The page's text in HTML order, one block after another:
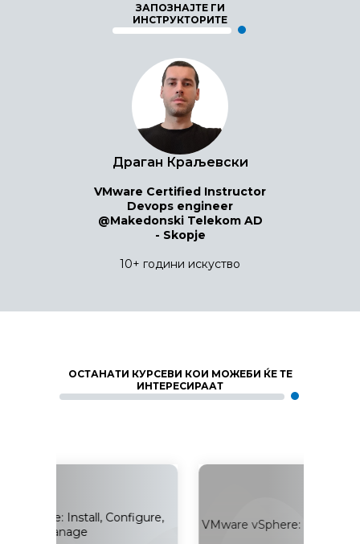
ЗАПОЗНАЈТЕ ГИ
ИНСТРУКТОРИТЕ
Драган Краљевски
VMware Certified Instructor
Devops engineer
@Makedonski Telekom AD
- Skopje
10+ години искуство
ОСТАНАТИ КУРСЕВИ КОИ МОЖЕБИ ЌЕ ТЕ
ИНТЕРЕСИРААТ
Configure,
VMware vSphere: Troubleshooting [V8]